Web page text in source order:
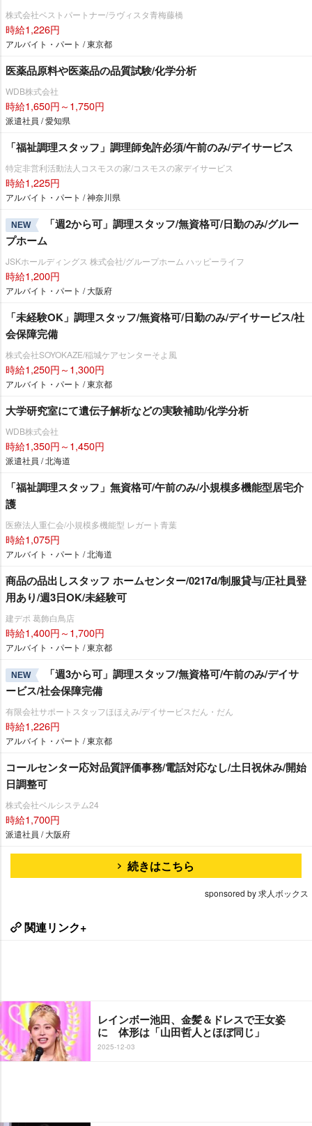
株式会社ベストパートナー/ラヴィスタ青梅藤橋
時給1,226円
アルバイト・パート / 東京都
医薬品原料や医薬品の品質試験/化学分析
WDB株式会社
時給1,650円～1,750円
派遣社員 / 愛知県
「福祉調理スタッフ」調理師免許必須/午前のみ/デイサービス
特定非営利活動法人コスモスの家/コスモスの家デイサービス
時給1,225円
アルバイト・パート / 神奈川県
NEW
「週2から可」調理スタッフ/無資格可/日勤のみ/グルー
プホーム
JSKホールディングス 株式会社/グループホーム ハッピーライフ
時給1,200円
アルバイト・パート / 大阪府
「未経験OK」調理スタッフ/無資格可/日勤のみ/デイサービス/社
会保障完備
株式会社SOYOKAZE/稲城ケアセンターそよ風
時給1,250円～1,300円
アルバイト・パート / 東京都
大学研究室にて遺伝子解析などの実験補助/化学分析
WDB株式会社
時給1,350円～1,450円
派遣社員 / 北海道
「福祉調理スタッフ」無資格可/午前のみ/小規模多機能型居宅介
護
医療法人重仁会/小規模多機能型 レガート青葉
時給1,075円
アルバイト・パート / 北海道
商品の品出しスタッフ ホームセンター/0217d/制服貸与/正社員登
用あり/週3日OK/未経験可
建デポ 葛飾白鳥店
時給1,400円～1,700円
アルバイト・パート / 東京都
NEW
「週3から可」調理スタッフ/無資格可/午前のみ/デイサ
ービス/社会保障完備
有限会社サポートスタッフほほえみ/デイサービスだん・だん
時給1,226円
アルバイト・パート / 東京都
コールセンター応対品質評価事務/電話対応なし/土日祝休み/開始
日調整可
株式会社ベルシステム24
時給1,700円
派遣社員 / 大阪府
続きはこちら
sponsored by 求人ボックス
関連リンク+
レインボー池田、金髪＆ドレスで王女姿
に 体形は「山田哲人とほぼ同じ」
2025-12-03